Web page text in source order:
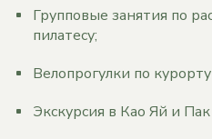
Групповые занятия по
пилатесу;
Велопрогулки по
Экскурсия в Као Яй и Пак